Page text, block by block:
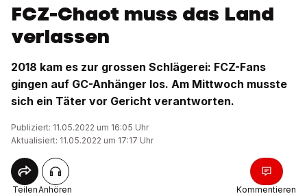
FCZ-Chaot muss das Land
verlassen
2018 kam es zur grossen Schlägerei: FCZ-Fans
gingen auf GC-Anhänger los. Am Mittwoch musste
sich ein Täter vor Gericht verantworten.
Publiziert: 11.05.2022 um 16:05 Uhr
Aktualisiert: 11.05.2022 um 17:17 Uhr
TeilenAnhören Kommentieren